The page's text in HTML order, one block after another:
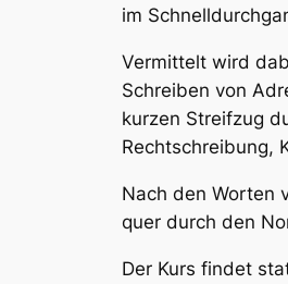
im
Vermittelt wird
Schreiben von
kurzen Streifzug
Rechtschreibung,
Nach den Worten
quer durch den
Der Kurs findet